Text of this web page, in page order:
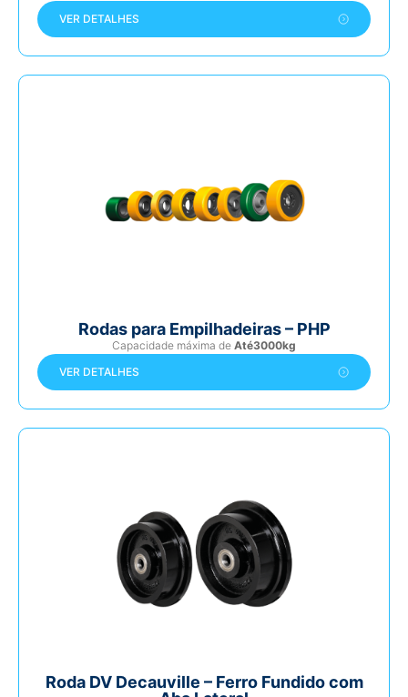
VER DETALHES
Rodas para Empilhadeiras – PHP
Capacidade máxima de Até3000kg
VER DETALHES
Roda DV Decauville – Ferro Fundido com